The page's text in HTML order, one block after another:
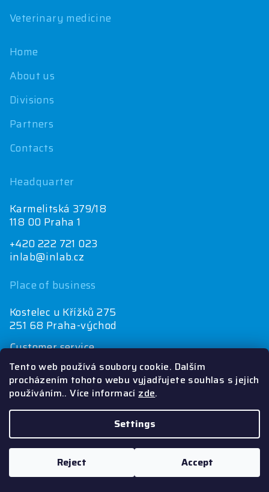
Tento web používá soubory cookie. Dalším
procházením tohoto webu vyjadřujete souhlas s jejich
používáním.. Více informacízde.
Settings
Reject Accept
Veterinary medicine
Home
About us
Divisions
Partners
Contacts
Headquarter
Karmelitská 379/18
118 00 Praha 1
+420 222 721 023
inlab@inlab.cz
Place of business
Kostelec u Křížků 275
251 68 Praha-východ
Customer service
+420 222 721 025
objednávky@inlab.cz
Economics department
+420 725 721 025
Copyright 2026Inlab. All rights reserved.
Created by Shoptet&PekneWeby